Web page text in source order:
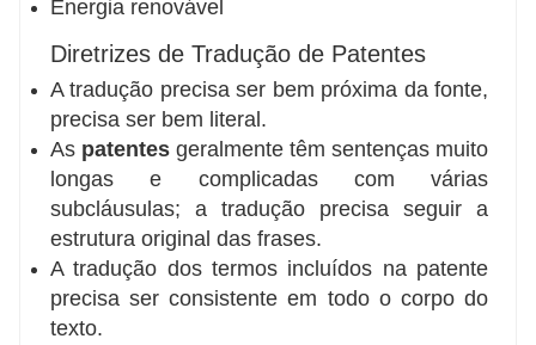
Energia renovável
Diretrizes de Tradução de Patentes
A tradução precisa ser bem próxima da fonte,
precisa ser bem literal.
As patentes geralmente têm sentenças muito
longas e complicadas com várias
subcláusulas; a tradução precisa seguir a
estrutura original das frases.
A tradução dos termos incluídos na patente
precisa ser consistente em todo o corpo do
texto.